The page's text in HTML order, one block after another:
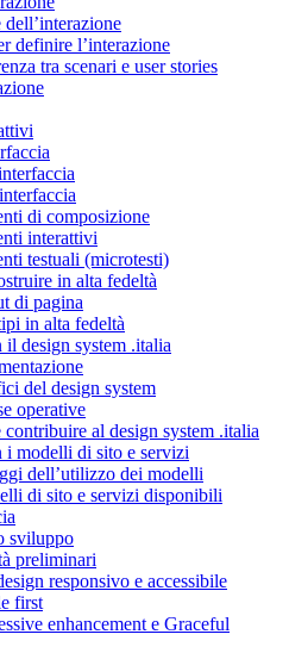
definire l’interazione
tra scenari e user stories
di composizione
interattivi
testuali (microtesti)
in alta fedeltà
di pagina
in alta fedeltà
il design system .italia
del design system
operative
al design system .italia
i modelli di sito e servizi
dell’utilizzo dei modelli
di sito e servizi disponibili
sviluppo
preliminari
responsivo e accessibile
first
enhancement e Graceful